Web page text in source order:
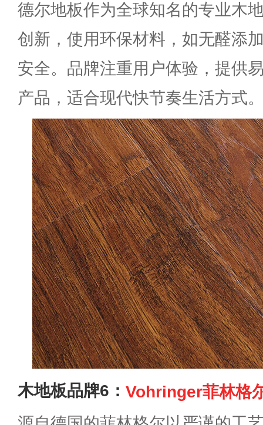
德尔地板作为全球知名的专业木
创新，使用环保材料，如无醛添
安全。品牌注重用户体验，提供
产品，适合现代快节奏生活方式
木地板品牌6： Vohringer菲林格